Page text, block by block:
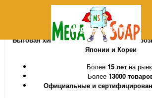
MegaSoap.ru
Бытовая химия и косметика оптом и в
Японии и Кореи
Более 15 летна
Более 13000
Официальные и